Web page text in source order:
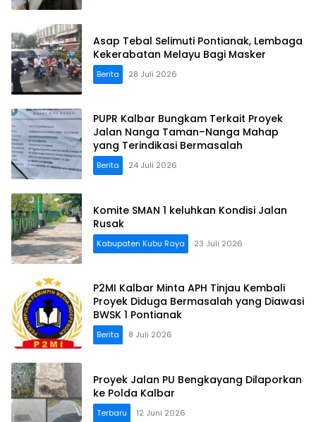
Asap Tebal Selimuti Pontianak, Lembaga
Kekerabatan Melayu Bagi Masker
Berita 28 Juli 2026
PUPR Kalbar Bungkam Terkait Proyek
Jalan Nanga Taman–Nanga Mahap
yang Terindikasi Bermasalah
Berita 24 Juli 2026
Komite SMAN 1 keluhkan Kondisi Jalan
Rusak
Kabupaten Kubu Raya 23 Juli 2026
P2MI Kalbar Minta APH Tinjau Kembali
Proyek Diduga Bermasalah yang Diawasi
BWSK 1 Pontianak
Berita 8 Juli 2026
Proyek Jalan PU Bengkayang Dilaporkan
ke Polda Kalbar
Terbaru 12 Juni 2026